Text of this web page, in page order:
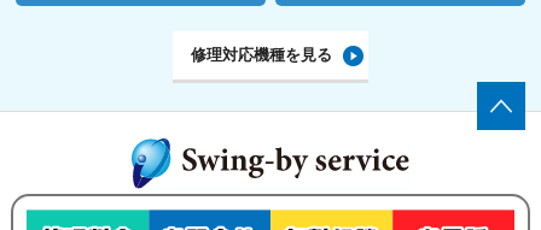
修理対応機種を見る
ゲーム機の修理・買い取りなら、